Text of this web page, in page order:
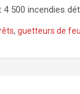
4 500 incendies
,guetteurs de